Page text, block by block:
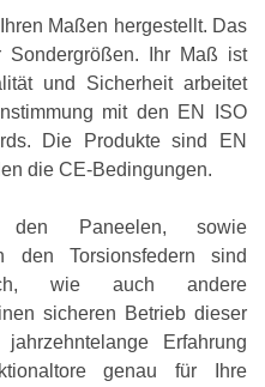
Maßen hergestellt. Das
Sondergrößen. Ihr Maß ist
und Sicherheit arbeitet
mit den EN ISO
Die Produkte sind EN
die CE-Bedingungen.
den Paneelen, sowie
den Torsionsfedern sind
wie auch andere
sicheren Betrieb dieser
Erfahrung
genau für Ihre